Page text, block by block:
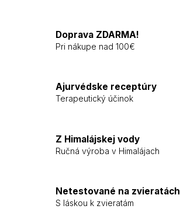
Doprava ZDARMA!
Pri nákupe nad 100€
Ajurvédske receptúry
Terapeutický účinok
Z Himalájskej vody
Ručná výroba v Himalájach
Netestované na zvieratách
S láskou k zvieratám